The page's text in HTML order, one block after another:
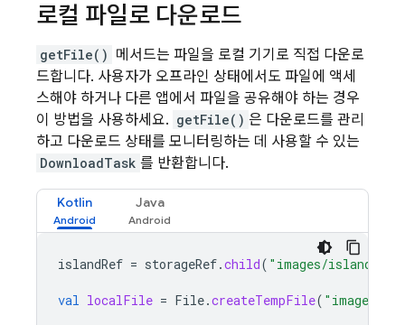
로컬 파일로 다운로드
getFile() 메서드는 파일을 로컬 기기로 직접 다운로
드합니다. 사용자가 오프라인 상태에서도 파일에 액세
스해야 하거나 다른 앱에서 파일을 공유해야 하는 경우
이 방법을 사용하세요. getFile() 은 다운로드를 관리
하고 다운로드 상태를 모니터링하는 데 사용할 수 있는
DownloadTask 를 반환합니다.
Kotlin Java
islandRef = storageRef.child( "images/
val localFile = File.createTempFile( "images"